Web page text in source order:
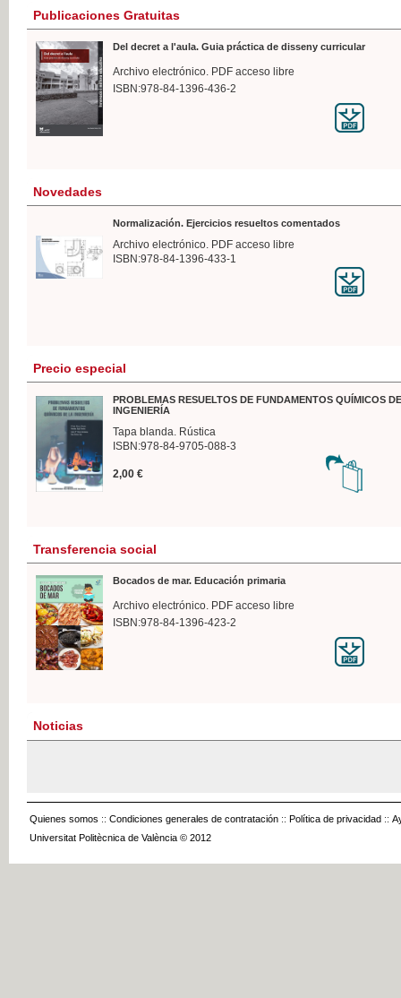
Publicaciones Gratuitas
Del decret a l'aula. Guia práctica de disseny curricular
Archivo electrónico. PDF acceso libre
ISBN:978-84-1396-436-2
Novedades
Normalización. Ejercicios resueltos comentados
Archivo electrónico. PDF acceso libre
ISBN:978-84-1396-433-1
Precio especial
PROBLEMAS RESUELTOS DE FUNDAMENTOS QUÍMICOS
INGENIERÍA
Tapa blanda. Rústica
ISBN:978-84-9705-088-3
2,00 €
Transferencia social
Bocados de mar. Educación primaria
Archivo electrónico. PDF acceso libre
ISBN:978-84-1396-423-2
Noticias
Quienes somos :: Condiciones generales de contratación :: Política de privacidad ::
Universitat Politècnica de València © 2012